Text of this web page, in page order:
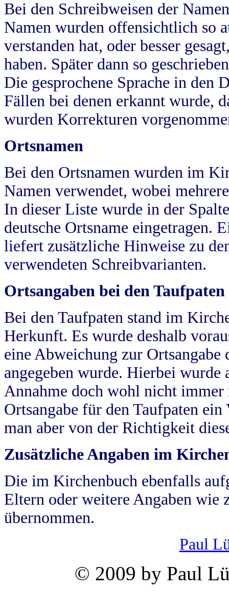
Bei den Schreibweisen der
Namen wurden offensichtlich so
verstanden hat, oder besser
haben. Später dann so
Die gesprochene Sprache in
Fällen bei denen erkannt wurde,
wurden Korrekturen
Ortsnamen
Bei den Ortsnamen wurden im
Namen verwendet, wobei
In dieser Liste wurde in der
deutsche Ortsname eingetragen.
liefert zusätzliche Hinweise zu
verwendeten Schreibvarianten.
Ortsangaben bei den Taufpaten
Bei den Taufpaten stand im
Herkunft. Es wurde deshalb
eine Abweichung zur
angegeben wurde. Hierbei wurde
Annahme doch wohl nicht
Ortsangabe für den Taufpaten
man aber von der Richtigkeit
Zusätzliche Angaben im
Die im Kirchenbuch ebenfalls
Eltern oder weitere Angaben wie
übernommen.
Paul
© 2009 by Paul